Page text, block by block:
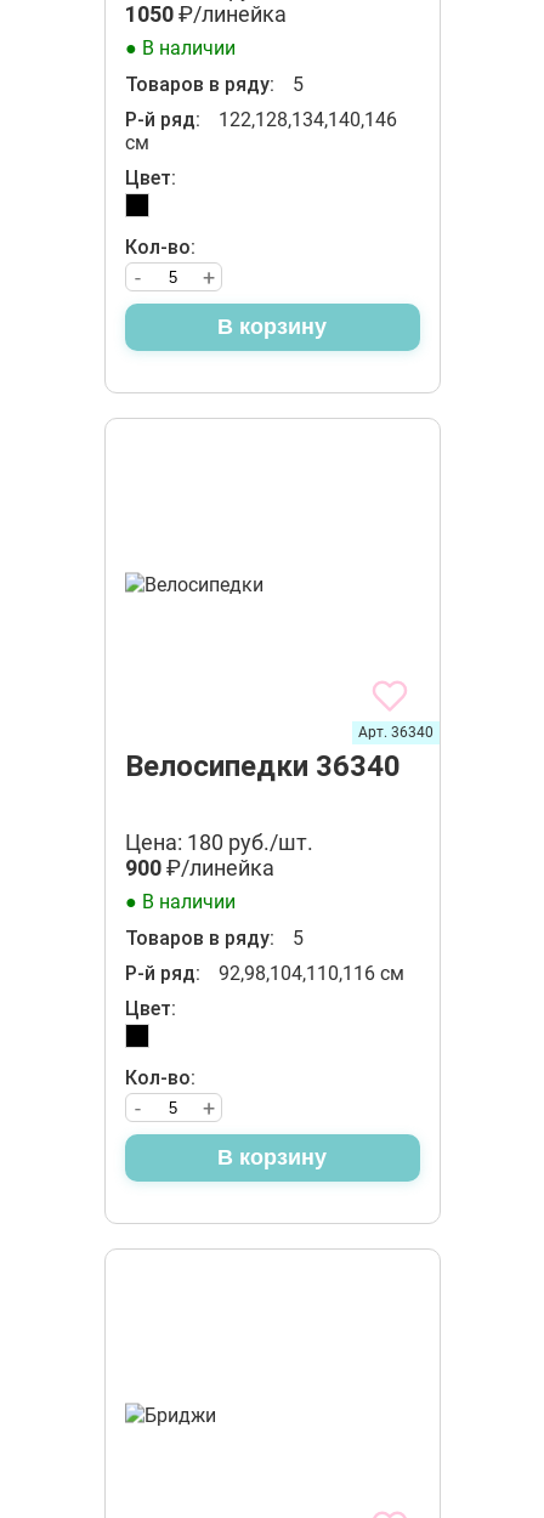
1050₽/линейка
● В наличии
Товаров в ряду:
5
Р-й ряд:
122,128,134,140,146
см
Цвет:
Кол-во:
+
-
В корзину
Велосипедки 36340
Арт. 36340
Цена: 180 руб./шт.
900₽/линейка
● В наличии
Товаров в ряду:
5
Р-й ряд:
92,98,104,110,116 см
Цвет:
Кол-во:
+
-
В корзину